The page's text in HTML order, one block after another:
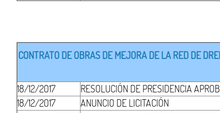
CONTRATO DE OBRAS DE MEJORA DE LA RED DE
18/12/2017
RESOLUCIÓN DE PRESIDENCIA
18/12/2017
ANUNCIO DE LICITACIÓN